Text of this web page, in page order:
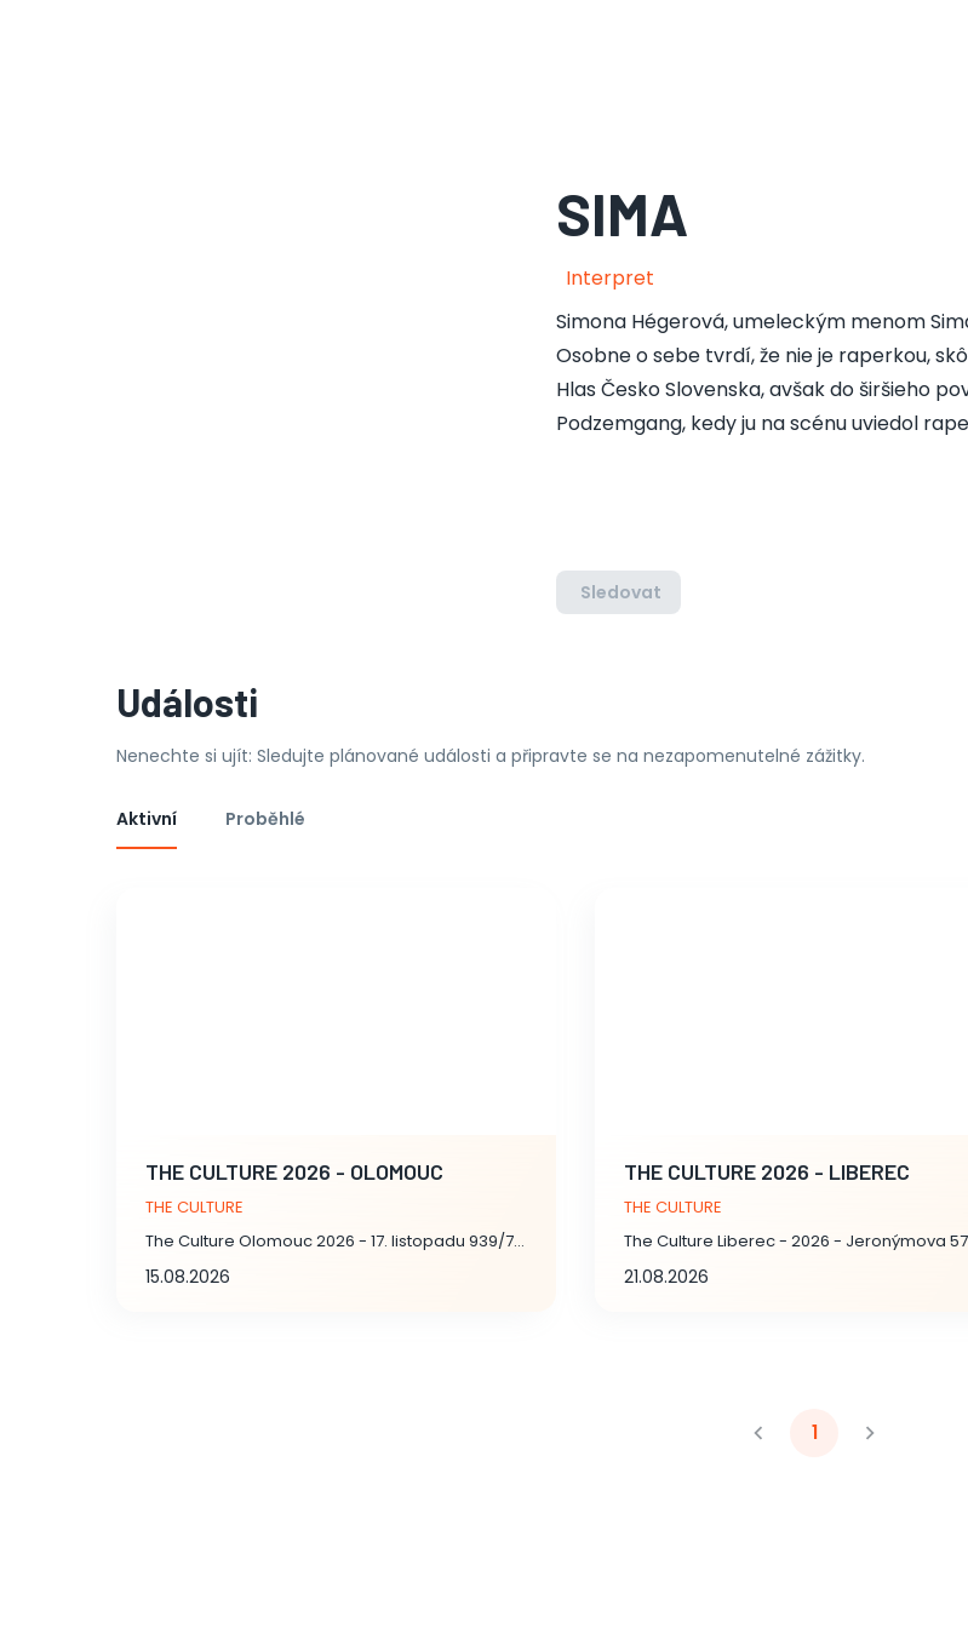
SIMA
Interpret
Simona Hégerová, umeleckým menom
Osobne o sebe tvrdí, že nie je raperkou,
Hlas Česko Slovenska, avšak do širšieho
Podzemgang, kedy ju na scénu uviedol
Sledovat
Události
Nenechte si ujít: Sledujte plánované události a připravte se na nezapomenutelné zážitky.
Aktivní Proběhlé
THE CULTURE 2026 - OLOMOUC
THE CULTURE
The Culture Olomouc 2026 - 17. listopadu 939/7, Olomouc
15.08.2026
THE CULTURE 2026 - LIBEREC
THE CULTURE
21.08.2026
1